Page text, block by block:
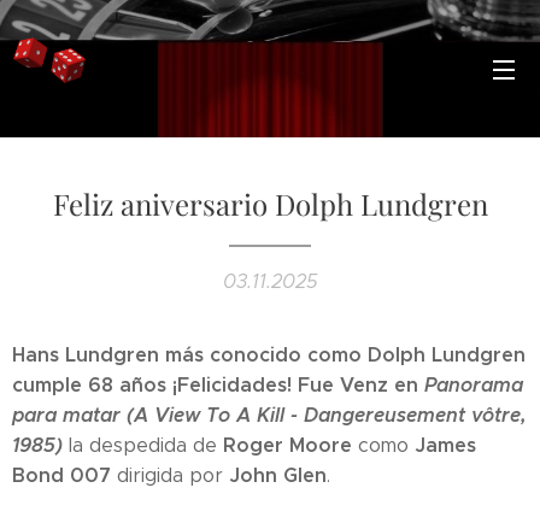
Feliz aniversario Dolph Lundgren
03.11.2025
Hans Lundgren más conocido como Dolph Lundgren
cumple 68 años ¡Felicidades! Fue Venz en Panorama
para matar (A View To A Kill - Dangereusement vôtre,
1985) la despedida de Roger Moore como James
Bond 007 dirigida por John Glen.